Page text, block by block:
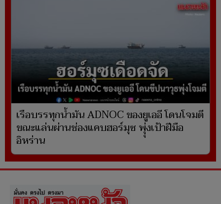
เรือบรรทุกน้ำมัน ADNOC ของยูเออี โดนโจมตี
ขณะแล่นผ่านช่องแคบฮอร์มุซ พุุ่งเป้าฝีมือ
อิหร่าน